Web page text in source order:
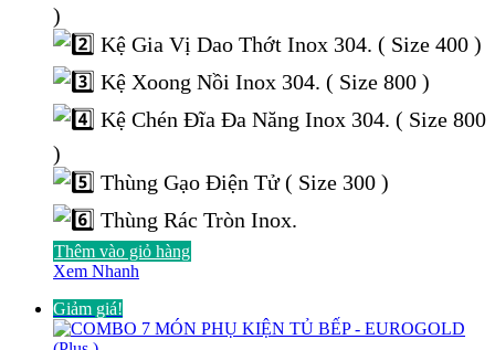
)
Kệ Gia Vị Dao Thớt Inox 304. ( Size 400 )
Kệ Xoong Nồi Inox 304. ( Size 800 )
Kệ Chén Đĩa Đa Năng Inox 304. ( Size 800
)
Thùng Gạo Điện Tử ( Size 300 )
Thùng Rác Tròn Inox.
Thêm vào giỏ hàng
Xem Nhanh
Giảm giá!